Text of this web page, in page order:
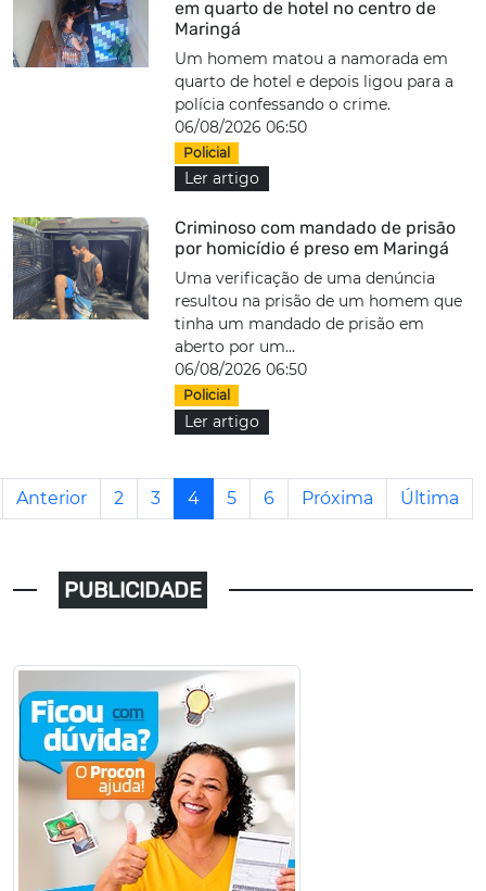
em quarto de hotel no centro de
Maringá
Um homem matou a namorada em
quarto de hotel e depois ligou para a
polícia confessando o crime.
06/08/2026 06:50
Policial
Ler artigo
Criminoso com mandado de prisão
por homicídio é preso em Maringá
Uma verificação de uma denúncia
resultou na prisão de um homem que
tinha um mandado de prisão em
aberto por um...
06/08/2026 06:50
Policial
Ler artigo
Anterior 2 3 4 5 6 Próxima Última
PUBLICIDADE